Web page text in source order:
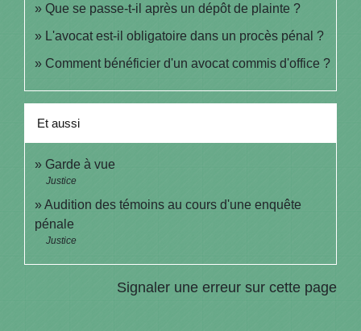
Que se passe-t-il après un dépôt de plainte ?
L'avocat est-il obligatoire dans un procès pénal ?
Comment bénéficier d'un avocat commis d'office ?
Et aussi
Garde à vue
Justice
Audition des témoins au cours d'une enquête
pénale
Justice
Signaler une erreur sur cette page